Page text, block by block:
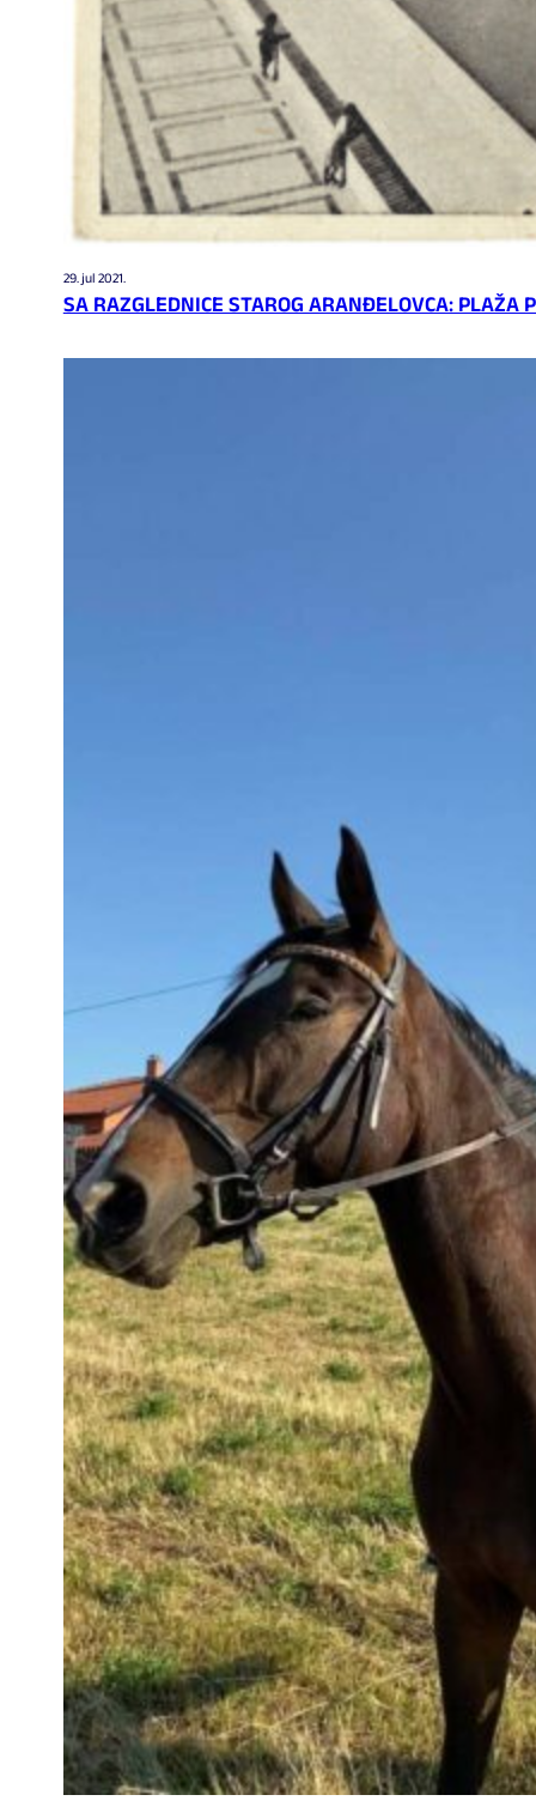
29. jul 2021.
SA RAZGLEDNICE STAROG ARANĐELOVCA: PLAŽA